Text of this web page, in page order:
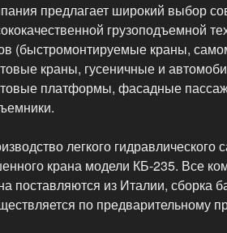
предлагает широкий выбор
грузоподъемной
(быстромонтируемые краны,
краны, гусеничные и
платформы, фасадные
легкого гидравлического
крана модели КБ-235. Все
поставляются из Италии, сборка
по предварительному